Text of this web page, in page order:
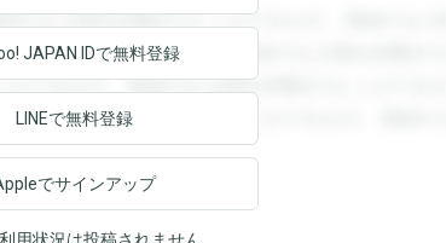
すると回答を閲覧することができます。登録すると回
閲覧することができます。登録すると回答を閲覧する
ができます。登録すると回答を閲覧することができま
登録すると回答を閲覧することができます。登録する
JAPAN IDで無料登録
LINEで無料登録
でサインアップ